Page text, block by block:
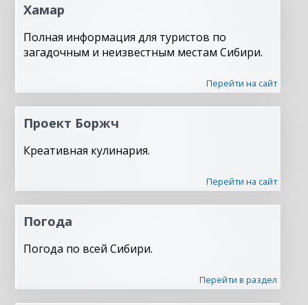
Хамар
Полная информация для туристов по
загадочным и неизвестным местам Сибири.
Перейти на сайт
Проект Боржч
Креативная кулинария.
Перейти на сайт
Погода
Погода по всей Сибири.
Перейти в раздел